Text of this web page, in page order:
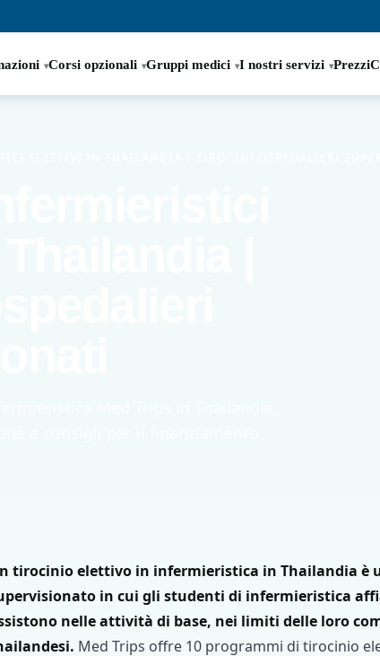
Corsi opzionali Gruppi medici I nostri servizi Prezzi
tirocinio elettivo in infermieristica in Thailandia è
in cui gli studenti di infermieristica
nelle attività di base, nei limiti delle loro
Med Trips offre 10 programmi di tirocinio